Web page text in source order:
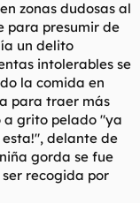
zonas dudosas al
para presumir de
un delito
intolerables se
la comida en
para traer más
a grito pelado "ya
delante de
gorda se fue
recogida por